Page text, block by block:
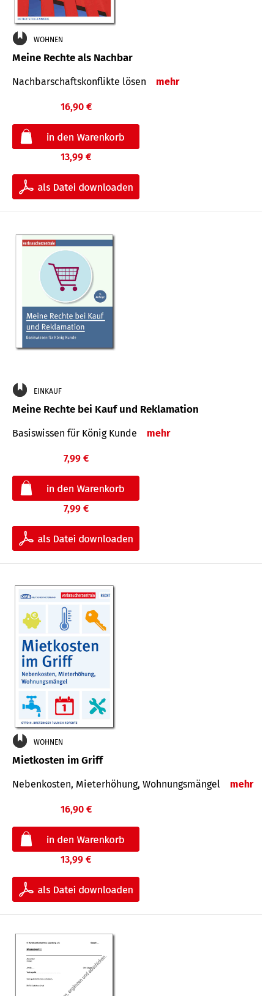
WOHNEN
Meine Rechte als Nachbar
Nach­bar­schafts­konflikte lösen mehr
16,90 €
13,99 €
EINKAUF
Meine Rechte bei Kauf und Reklamation
Basiswissen für König Kunde mehr
7,99 €
7,99 €
WOHNEN
Mietkosten im Griff
Nebenkosten, Mieterhöhung, Wohnungsmängel mehr
16,90 €
13,99 €